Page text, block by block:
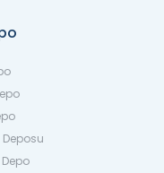
Deposu